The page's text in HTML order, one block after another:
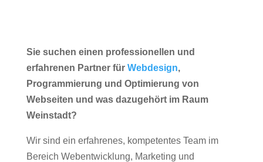
Sie suchen einen professionellen und
erfahrenen Partner für Webdesign,
Programmierung und Optimierung von
Webseiten und was dazugehört im Raum
Weinstadt?
Wir sind ein erfahrenes, kompetentes Team im
Bereich Webentwicklung, Marketing und